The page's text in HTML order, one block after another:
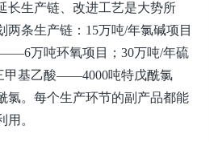
长生产链、改进工艺是大势所
两条生产链：15万吨/年氯碱项目
万吨环氧项目；30万吨/年硫
基乙酸——4000吨特戊酰氯
。每个生产环节的副产品都能
。